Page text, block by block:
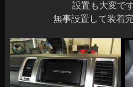
設置も大変で
無事設置して装着